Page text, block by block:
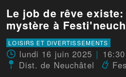
Le job de rêve
mystère à Festi'neuch
LOISIRS ET DIVERTISSEMENTS
lundi 16 juin 2025
16:30
Dist. de Neuchâtel